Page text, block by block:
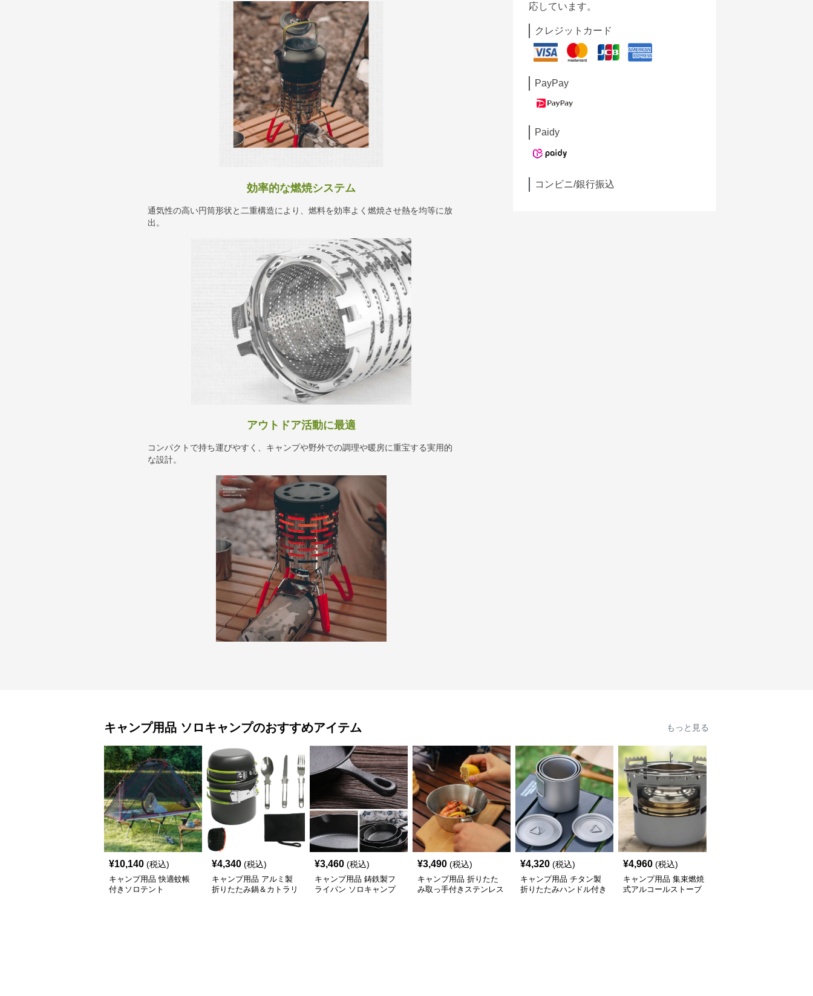
効率的な燃焼システム
通気性の高い円筒形状と二重構造により、燃料を効率よく燃焼させ熱を均等に放
出。
アウトドア活動に最適
コンパクトで持ち運びやすく、キャンプや野外での調理や暖房に重宝する実用的
な設計。
応しています。
クレジットカード
PayPay
Paidy
コンビニ/銀行振込
キャンプ用品 ソロキャンプのおすすめアイテム もっと見る
¥10,140 (税込)
キャンプ用品 快適蚊帳
付きソロテント
¥4,340 (税込)
キャンプ用品 アルミ製
折りたたみ鍋＆カトラリ
¥3,460 (税込)
キャンプ用品 鋳鉄製フ
ライパン ソロキャンプ
¥3,490 (税込)
キャンプ用品 折りたた
み取っ手付きステンレス
¥4,320 (税込)
キャンプ用品 チタン製
折りたたみハンドル付き
¥4,960 (税込)
キャンプ用品 集束燃焼
式アルコールストーブ